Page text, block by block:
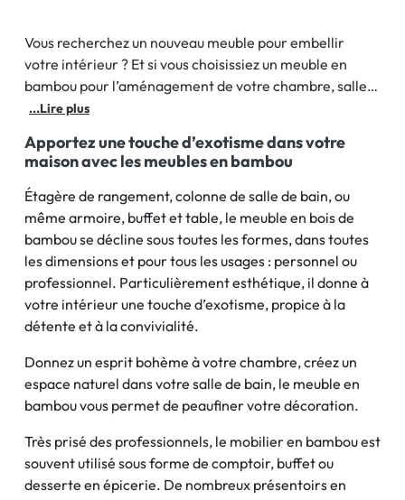
Vous recherchez un nouveau meuble pour embellir
votre intérieur ? Et si vous choisissiez un meuble en
bambou pour l’aménagement de votre chambre, salle
de bain, cuisine ou local professionnel ? Élégant et
un aspect naturel à votre décoration tout en s’intégrant
bien dans toutes les pièces de la
...Lire plus
Apportez une touche d’exotisme dans votre
maison avec les meubles en bambou
Étagère de rangement, colonne de salle de bain, ou
même armoire, buffet et table, le meuble en bois de
bambou se décline sous toutes les formes, dans toutes
les dimensions et pour tous les usages : personnel ou
professionnel. Particulièrement esthétique, il donne à
votre intérieur une touche d’exotisme, propice à la
détente et à la convivialité.
Donnez un esprit bohème à votre chambre, créez un
espace naturel dans votre salle de bain, le meuble en
bambou vous permet de peaufiner votre décoration.
Très prisé des professionnels, le mobilier en bambou est
souvent utilisé sous forme de comptoir, buffet ou
desserte en épicerie. De nombreux présentoirs en